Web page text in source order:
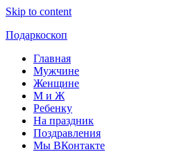
Skip to content
Подаркоскоп
Поможем
выбрать
подарить
Главная
Мужчине
Женщине
М и Ж
Ребенку
На праздник
Поздравления
Мы ВКонтакте